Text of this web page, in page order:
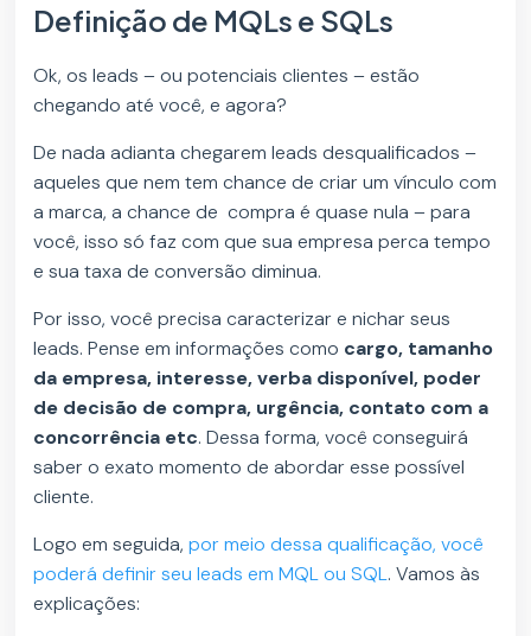
Definição de MQLs e SQLs
Ok, os leads – ou potenciais clientes – estão
chegando até você, e agora?
De nada adianta chegarem leads desqualificados –
aqueles que nem tem chance de criar um vínculo com
a marca, a chance de compra é quase nula – para
você, isso só faz com que sua empresa perca tempo
e sua taxa de conversão diminua.
Por isso, você precisa caracterizar e nichar seus
leads. Pense em informações como cargo, tamanho
da empresa, interesse, verba disponível, poder
de decisão de compra, urgência, contato com a
concorrência etc. Dessa forma, você conseguirá
saber o exato momento de abordar esse possível
cliente.
Logo em seguida,por meio dessa qualificação, você
poderá definir seu leads em MQL ou SQL. Vamos às
explicações: